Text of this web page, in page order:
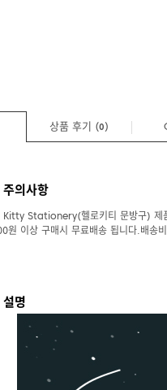
상품 후기 (0)
주의사항
Kitty Stationery(헬로키티 문방구) 제
원 이상 구매시 무료배송 됩니다.배송
설명